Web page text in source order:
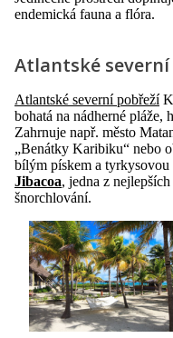
endemická fauna a flóra.
Atlantské
Atlantské severní pobřeží
bohatá na nádherné pláže,
Zahrnuje např. město
„Benátky Karibiku“ nebo
bílým pískem a
Jibacoa, jedna z
šnorchlování.